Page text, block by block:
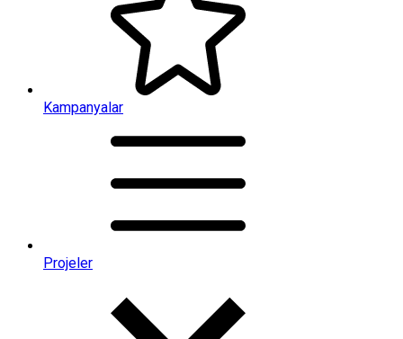
Kampanyalar
Projeler